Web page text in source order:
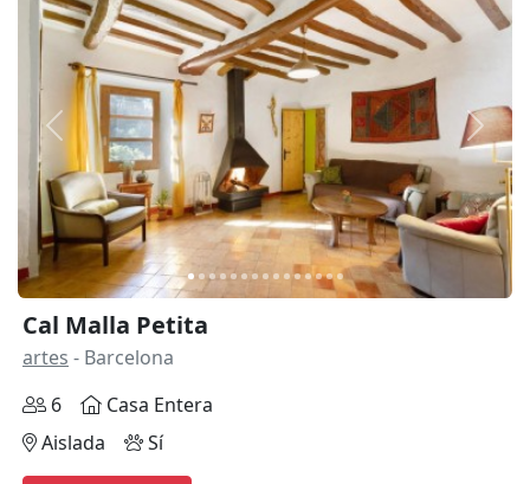
Anterior
Cal Malla Petita
artes - Barcelona
6
Casa Entera
Aislada
Sí